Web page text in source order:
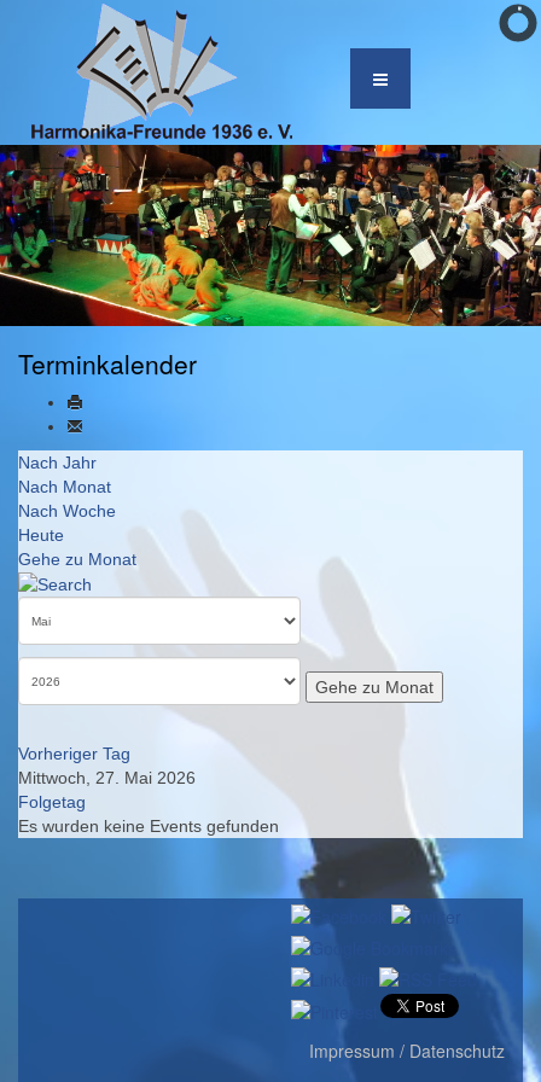
Terminkalender
Nach Jahr
Nach Monat
Nach Woche
Heute
Gehe zu Monat
Gehe zu Monat
Vorheriger Tag
Mittwoch, 27. Mai 2026
Folgetag
Es wurden keine Events gefunden
Impressum / Datenschutz